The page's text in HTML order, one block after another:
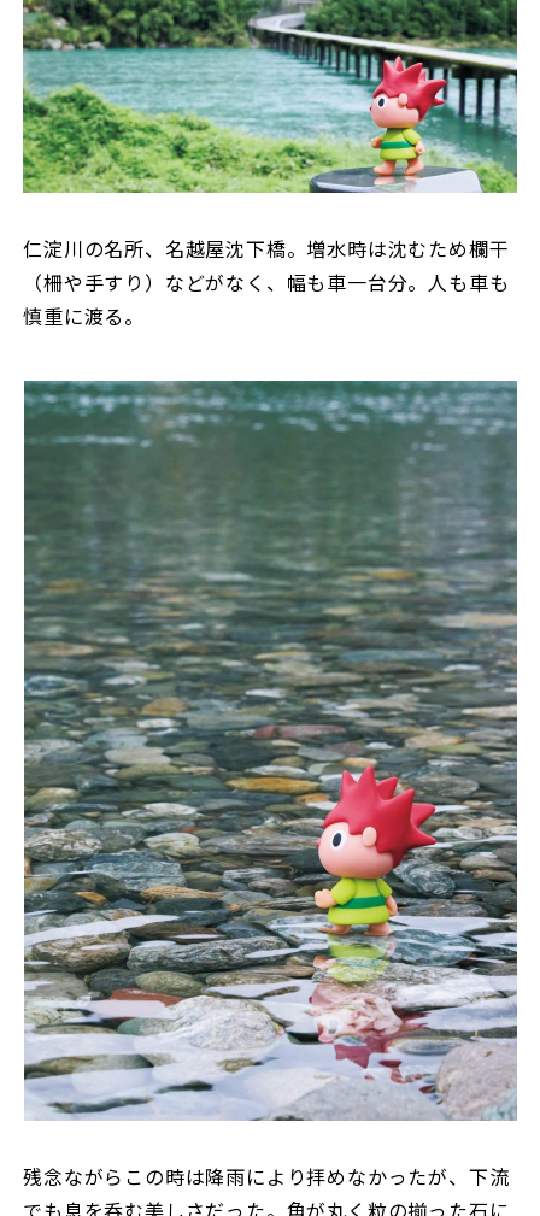
仁淀川の名所、名越屋沈下橋。増水時は沈むため欄干
（柵や手すり）などがなく、幅も車一台分。人も車も
慎重に渡る。
残念ながらこの時は降雨により拝めなかったが、下流